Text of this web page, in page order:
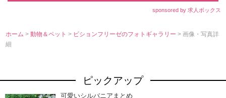
sponsored by 求人ボックス
ホーム >動物＆ペット> ビションフリーゼのフォトギャラリー> 画像・写真詳
細
ピックアップ
可愛いシルバニアまとめ